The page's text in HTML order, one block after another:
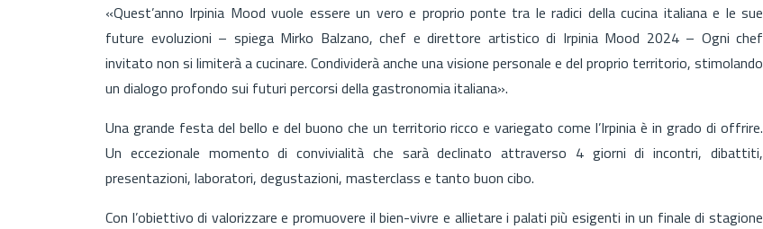
«Quest’anno Irpinia Mood vuole essere un vero e proprio ponte tra le radici della cucina italiana e le sue
future evoluzioni – spiega Mirko Balzano, chef e direttore artistico di Irpinia Mood 2024 – Ogni chef
invitato non si limiterà a cucinare. Condividerà anche una visione personale e del proprio territorio, stimolando
un dialogo profondo sui futuri percorsi della gastronomia italiana».
Una grande festa del bello e del buono che un territorio ricco e variegato come l’Irpinia è in grado di offrire.
Un eccezionale momento di convivialità che sarà declinato attraverso 4 giorni di incontri, dibattiti,
presentazioni, laboratori, degustazioni, masterclass e tanto buon cibo.
Con l’obiettivo di valorizzare e promuovere il bien-vivre e allietare i palati più esigenti in un finale di stagione